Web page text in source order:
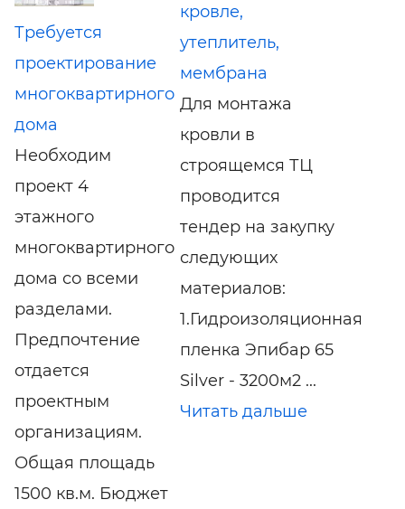
Требуется
проектирование
многоквартирного
дома
Необходим
проект 4
этажного
многоквартирного
дома со всеми
разделами.
Предпочтение
отдается
проектным
организациям.
Общая площадь
1500 кв.м. Бюджет
кровле,
утеплитель,
мембрана
Для монтажа
кровли в
строящемся ТЦ
проводится
тендер на закупку
следующих
материалов:
1.Гидроизоляционная
пленка Эпибар 65
Silver - 3200м2 ...
Читать дальше